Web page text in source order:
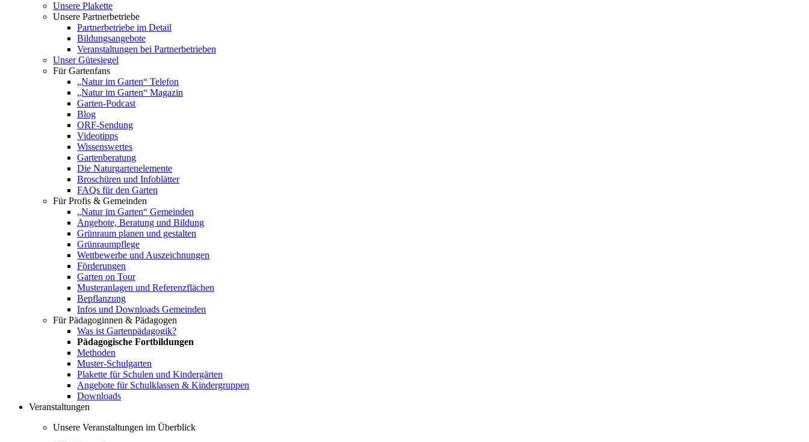
Unsere Plakette
Unsere Partnerbetriebe
Partnerbetriebe im Detail
Bildungsangebote
Veranstaltungen bei Partnerbetrieben
Unser Gütesiegel
Für Gartenfans
„Natur im Garten“ Telefon
„Natur im Garten“ Magazin
Garten-Podcast
Blog
ORF-Sendung
Videotipps
Wissenswertes
Gartenberatung
Die Naturgartenelemente
Broschüren und Infoblätter
FAQs für den Garten
Für Profis & Gemeinden
„Natur im Garten“ Gemeinden
Angebote, Beratung und Bildung
Grünraum planen und gestalten
Grünraumpflege
Wettbewerbe und Auszeichnungen
Förderungen
Garten on Tour
Musteranlagen und Referenzflächen
Bepflanzung
Infos und Downloads Gemeinden
Für Pädagoginnen & Pädagogen
Was ist Gartenpädagogik?
Pädagogische Fortbildungen
Methoden
Muster-Schulgarten
Plakette für Schulen und Kindergärten
Angebote für Schulklassen & Kindergruppen
Downloads
Veranstaltungen
Unsere Veranstaltungen im Überblick